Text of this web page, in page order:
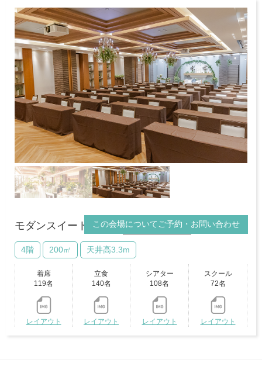
この会場についてご予約・お問い合わせ
モダンスイートレジデンスVRビュー
4階 200㎡ 天井高3.3m
着席
119名
レイアウト
立食
140名
レイアウト
シアター
108名
レイアウト
スクール
72名
レイアウト